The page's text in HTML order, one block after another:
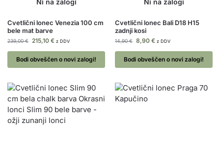
Cvetlični lonec Venezia 100 cm
bele mat barve
239,00€ 215,10 € z DDV
Bodi obveščen o novi zalogi!
Cvetlični lonec Bali D18 H15
zadnji kosi
14,90€ 8,90 € z DDV
Bodi obveščen o novi zalogi!